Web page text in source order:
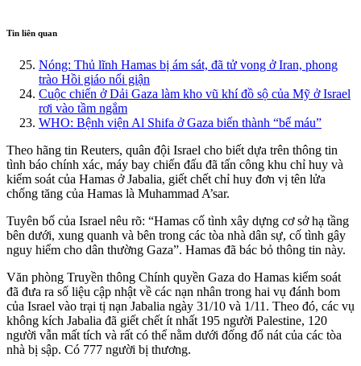
Tin liên quan
Nóng: Thủ lĩnh Hamas bị ám sát, đã tử vong ở Iran, phong
trào Hồi giáo nổi giận
Cuộc chiến ở Dải Gaza làm kho vũ khí đồ sộ của Mỹ ở Israel
rơi vào tầm ngắm
WHO: Bệnh viện Al Shifa ở Gaza biến thành “bể máu”
Theo hãng tin Reuters, quân đội Israel cho biết dựa trên thông tin
tình báo chính xác, máy bay chiến đấu đã tấn công khu chỉ huy và
kiểm soát của Hamas ở Jabalia, giết chết chỉ huy đơn vị tên lửa
chống tăng của Hamas là Muhammad A’sar.
Tuyên bố của Israel nêu rõ: “Hamas cố tình xây dựng cơ sở hạ tầng
bên dưới, xung quanh và bên trong các tòa nhà dân sự, cố tình gây
nguy hiểm cho dân thường Gaza”. Hamas đã bác bỏ thông tin này.
Văn phòng Truyền thông Chính quyền Gaza do Hamas kiểm soát
đã đưa ra số liệu cập nhật về các nạn nhân trong hai vụ đánh bom
của Israel vào trại tị nạn Jabalia ngày 31/10 và 1/11. Theo đó, các vụ
không kích Jabalia đã giết chết ít nhất 195 người Palestine, 120
người vẫn mất tích và rất có thể nằm dưới đống đổ nát của các tòa
nhà bị sập. Có 777 người bị thương.